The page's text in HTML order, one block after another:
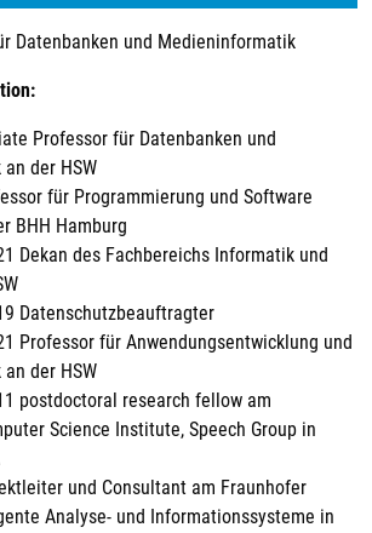
Datenbanken und Medieninformatik
Professor für Datenbanken und
der HSW
für Programmierung und Software
BHH Hamburg
Dekan des Fachbereichs Informatik und
Datenschutzbeauftragter
Professor für Anwendungsentwicklung und
der HSW
postdoctoral research fellow am
Science Institute, Speech Group in
und Consultant am Fraunhofer
Analyse- und Informationssysteme in